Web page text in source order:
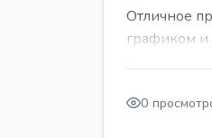
Отличное
графиком и
0